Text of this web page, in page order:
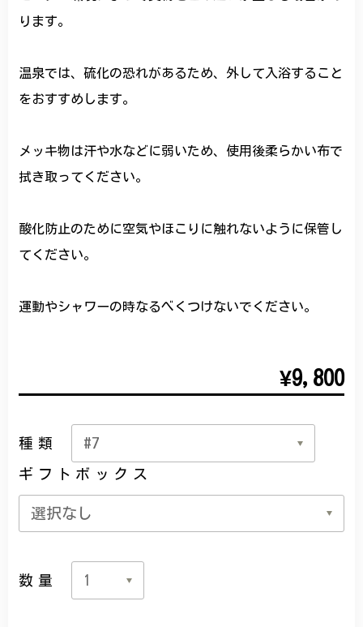
ります。
温泉では、硫化の恐れがあるため、外して入浴すること
をおすすめします。
メッキ物は汗や水などに弱いため、使用後柔らかい布で
拭き取ってください。
酸化防止のために空気やほこりに触れないように保管し
てください。
運動やシャワーの時なるべくつけないでください。
¥9,800
種類
ギフトボックス
数量